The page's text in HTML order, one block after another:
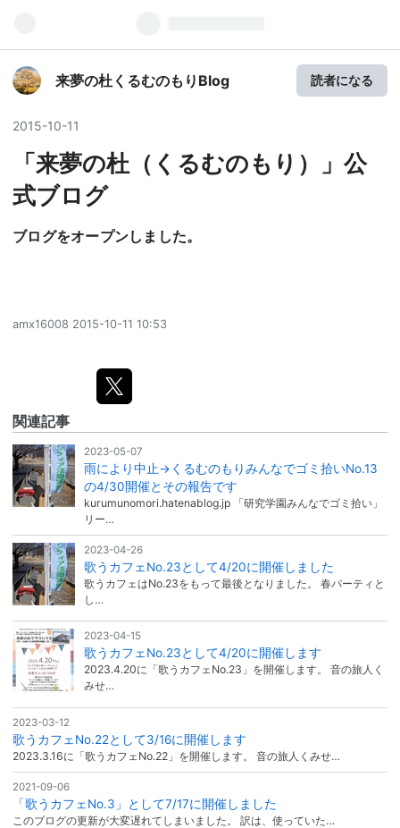
来夢の杜くるむのもりBlog 読者になる
2015-10-11
「来夢の杜（くるむのもり）」公
式ブログ
ブログをオープンしました。
amx16008 2015-10-11 10:53
関連記事
2023-05-07
雨により中止→くるむのもりみんなでゴミ拾いNo.13
の4/30開催とその報告です
kurumunomori.hatenablog.jp 「研究学園みんなでゴミ拾い」
リー…
2023-04-26
歌うカフェNo.23として4/20に開催しました
歌うカフェはNo.23をもって最後となりました。 春パーティと
し…
2023-04-15
歌うカフェNo.23として4/20に開催します
2023.4.20に「歌うカフェNo.23」を開催します。 音の旅人く
みせ…
2023-03-12
歌うカフェNo.22として3/16に開催します
2023.3.16に「歌うカフェNo.22」を開催します。 音の旅人くみせ…
2021-09-06
「歌うカフェNo.3」として7/17に開催しました
このブログの更新が大変遅れてしまいました。 訳は、使っていた…